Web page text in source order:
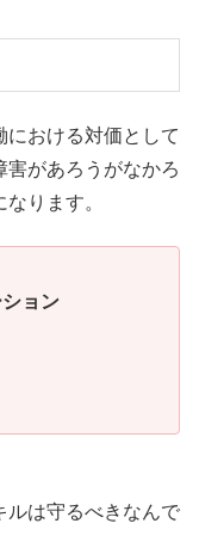
おける対価として
害があろうがなかろ
ります。
ョン
ルは守るべきなんで